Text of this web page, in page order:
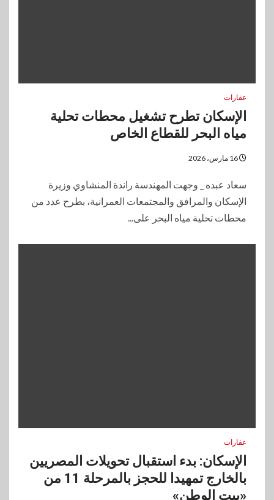
عقارات
الإسكان تطرح تشغيل محطات تحلية
مياه البحر للقطاع الخاص
سعاد عبده _ وجهت المهندسة راندة المنشاوي وزيرة
الإسكان والمرافق والمجتمعات العمرانية، بطرح عدد من
محطات تحلية مياه البحر على...
عقارات
الإسكان: بدء استقبال تحويلات المصريين
بالخارج تمهيدا للحجز بالمرحلة 11 من
«بيت الوطن»